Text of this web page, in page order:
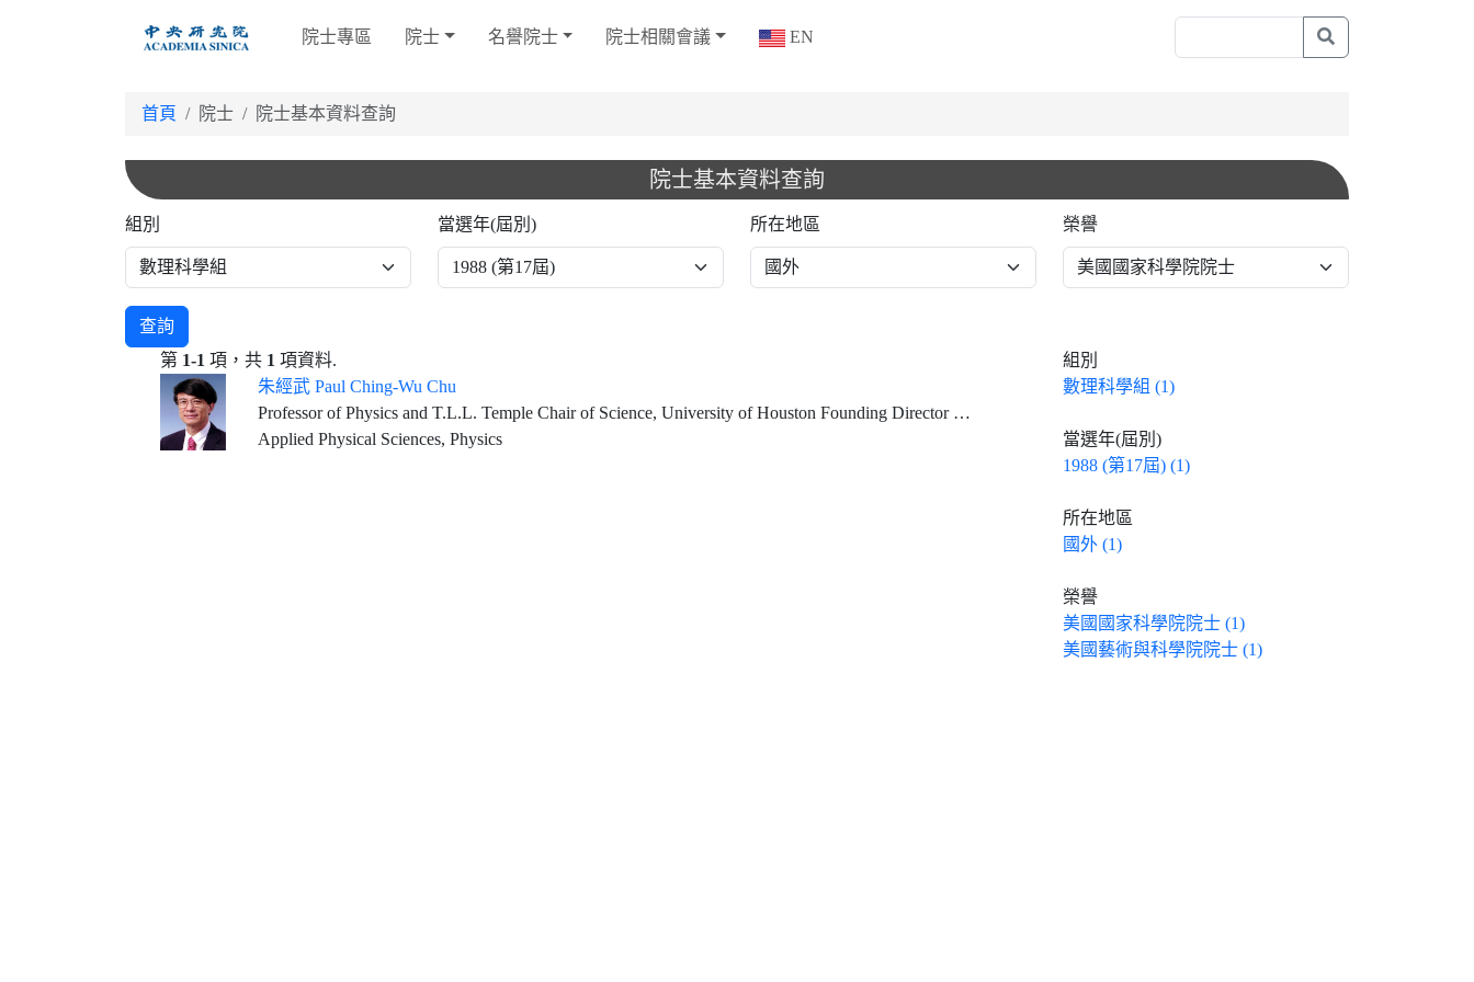
院士專區 院士 名譽院士 院士相關會議 EN
首頁 院士 院士基本資料查詢
院士基本資料查詢
組別 當選年(屆別) 所在地區 榮譽
查詢
第 1-1 項，共 1 項資料.
朱經武 Paul Ching-Wu Chu
Professor of Physics and T.L.L. Temple Chair of Science, University of Houston Founding Director & Chief Scientist, Texas Center for Superconductivity Guest Scientist, Lawrence Berkeley National Laboratory President Emeritus and University Professor Emeritus, Hong Kong University of Science and Technology Honorary Chancellor, Taiwan Comprehensive University System
Applied Physical Sciences, Physics
組別
數理科學組 (1)
當選年(屆別)
1988 (第17屆) (1)
所在地區
國外 (1)
榮譽
美國國家科學院院士 (1)
美國藝術與科學院院士 (1)